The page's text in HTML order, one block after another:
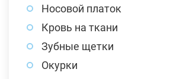
Носовой платок
Кровь на ткани
Зубные щетки
Окурки